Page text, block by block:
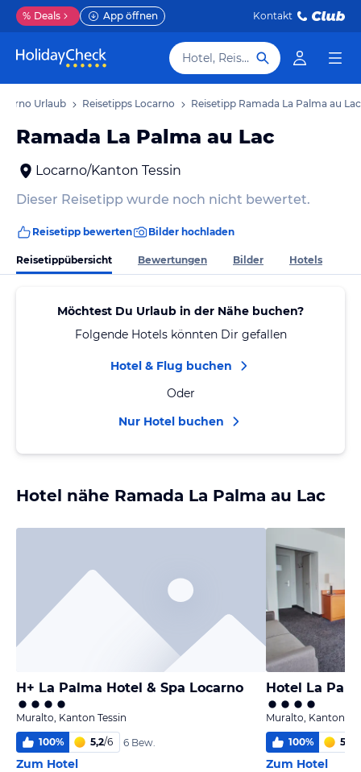
% Deals App öffnen Kontakt
Hotel, Reiseziel
Urlaub Reisetipps Locarno Reisetipp Ramada La Palma au Lac
Ramada La Palma au Lac
Locarno/Kanton Tessin
Dieser Reisetipp wurde noch nicht bewertet.
Reisetipp bewerten Bilder hochladen
Reisetippübersicht Bewertungen Bilder Hotels
Möchtest Du Urlaub in der Nähe buchen?
Folgende Hotels könnten Dir gefallen
Hotel & Flug buchen
Oder
Nur Hotel buchen
Hotel nähe Ramada La Palma au Lac
H+ La Palma Hotel & Spa Locarno
Muralto, Kanton Tessin
100% 5,2/6 6 Bew.
Zum Hotel
Hotel La
Muralto, Kanton
100% 5,6
Zum Hotel